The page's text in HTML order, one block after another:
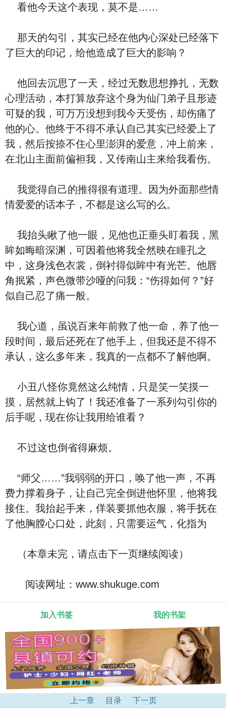
看他今天这个表现，莫不是……
那天的勾引，其实已经在他内心深处已经落下
了巨大的印记，给他造成了巨大的影响？
他回去沉思了一天，经过无数思想挣扎，无数
心理活动，本打算放弃这个身为仙门弟子且形迹
可疑的我，可万万没想到我今天受伤，却伤痛了
他的心。他终于不得不承认自己其实已经爱上了
我，然后按捺不住心里澎湃的爱意，冲上前来，
在北山主面前偏袒我，又传南山主来给我看伤。
我觉得自己的推得很有道理。因为外面那些情
情爱爱的话本子，不都是这么写的么。
我抬头瞅了他一眼，见他也正垂头盯着我，黑
眸如晦暗深渊，可因着他将我全然映在瞳孔之
中，这身浅色衣裳，倒衬得似眸中有光芒。他唇
角抿紧，声色微带沙哑的问我：“伤得如何？”好
似自己忍了痛一般。
我心道，虽说百来年前救了他一命，养了他一
段时间，最后还死在了他手上，但我还是不得不
承认，这么多年来，我真的一点都不了解他啊。
小丑八怪你竟然这么纯情，只是笑一笑摸一
摸，居然就上钩了！我还准备了一系列勾引你的
后手呢，现在你让我用给谁看？
不过这也倒省得麻烦。
“师父……”我弱弱的开口，唤了他一声，不再
费力撑着身子，让自己完全倒进他怀里，他将我
接住。我抬起手来，佯装要抓他衣服，将手抚在
了他胸膛心口处，此刻，只需要运气，化指为
（本章未完，请点击下一页继续阅读）
阅读网址：www.shukuge.com
加入书签 我的书架
上一章 目录 下一页